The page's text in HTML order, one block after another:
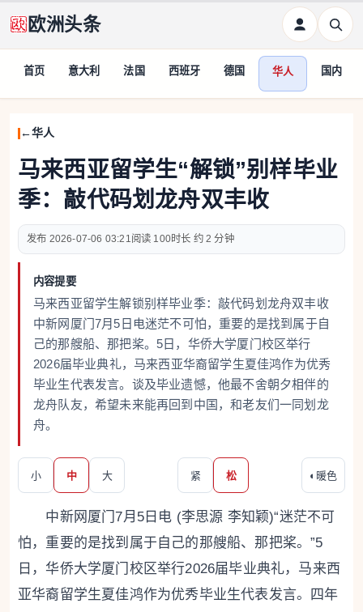
欧洲头条
首页 意大利 法国 西班牙 德国 华人 国内
华人
马来西亚留学生“解锁”别样毕业
季：敲代码划龙舟双丰收
2026-07-06 03:21 100 约 2 分钟
内容提要
马来西亚留学生解锁别样毕业季：敲代码划龙舟双丰收
中新网厦门7月5日电迷茫不可怕，重要的是找到属于自
己的那艘船、那把桨。5日，华侨大学厦门校区举行
2026届毕业典礼，马来西亚华裔留学生夏佳鸿作为优秀
毕业生代表发言。谈及毕业遗憾，他最不舍朝夕相伴的
龙舟队友，希望未来能再回到中国，和老友们一同划龙
舟。
小 中 大 紧 松 ◐ 暖色
中新网厦门7月5日电 (李思源 李知颖)“迷茫不可
怕，重要的是找到属于自己的那艘船、那把桨。”5
日，华侨大学厦门校区举行2026届毕业典礼，马来西
亚华裔留学生夏佳鸿作为优秀毕业生代表发言。四年